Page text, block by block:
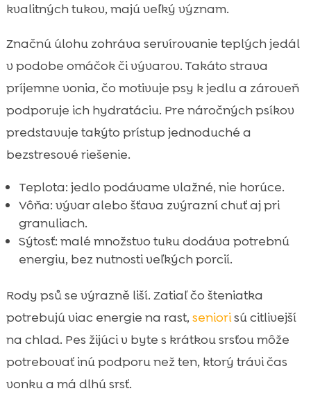
kvalitných tukov, majú veľký význam.
Značnú úlohu zohráva servírovanie teplých jedál
v podobe omáčok či vývarov. Takáto strava
príjemne vonia, čo motivuje psy k jedlu a zároveň
podporuje ich hydratáciu. Pre náročných psíkov
predstavuje takýto prístup jednoduché a
bezstresové riešenie.
Teplota: jedlo podávame vlažné, nie horúce.
Vôňa: vývar alebo šťava zvýrazní chuť aj pri
granuliach.
Sýtosť: malé množstvo tuku dodáva potrebnú
energiu, bez nutnosti veľkých porcií.
Rody psů se výrazně liší. Zatiaľ čo šteniatka
potrebujú viac energie na rast, seniorisú citlivejší
na chlad. Pes žijúci v byte s krátkou srsťou môže
potrebovať inú podporu než ten, ktorý trávi čas
vonku a má dlhú srsť.